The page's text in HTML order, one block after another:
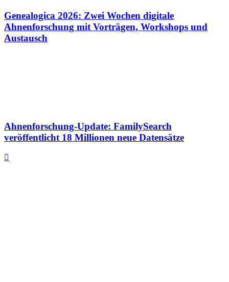
Genealogica 2026: Zwei Wochen digitale
Ahnenforschung mit Vorträgen, Workshops und
Austausch
Ahnenforschung-Update: FamilySearch
veröffentlicht 18 Millionen neue Datensätze